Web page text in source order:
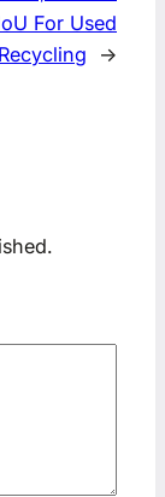
For Used
→